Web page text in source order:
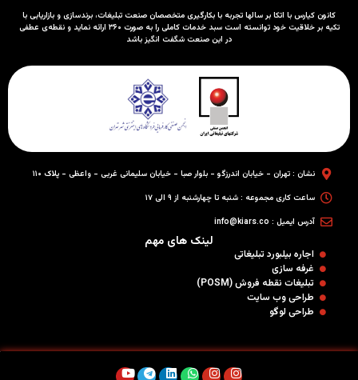
کانون کیارس با اتکا بر سالها تجربه با بکارگیری متخصصان صنعت تبلیغات، برندسازی و بازاریابی با
تکیه بر خلاقیت خود توانسته است سبد خدمات کاملی را به صورت ۳۶۰ ارائه نماید و نقطه‌ی عطفی
در این صنعت شگفت انگیز باشد
نشان : تهران - خیابان اندرزگو - بلوار صبا - خیابان سلیمانی غربی - واعظی - پلاک ۱۱۰
ساعت کاری مجموعه : شنبه تا چهارشنبه از ۹ الی ۱۷
آدرس ایمیل : info@kiars.co
لینک های مهم
اجاره بیلبورد تبلیغاتی
غرفه سازی
تبلیغات نقطه فروش (POSM)
طراحی وب سایت
طراحی لوگو